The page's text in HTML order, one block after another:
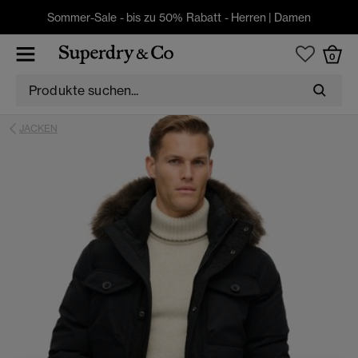
Sommer-Sale - bis zu 50% Rabatt - Herren | Damen
0
JACKEN